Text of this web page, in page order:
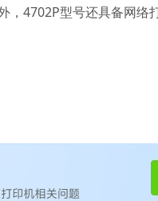
4702P型号还具备网